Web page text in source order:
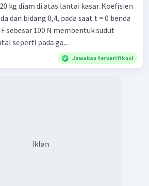
kg diam di atas lantai kasar. Koefisien
dan bidang 0,4, pada saat t = 0 benda
sebesar 100 N membentuk sudut
seperti pada ga...
Jawaban terverifikasi
Iklan